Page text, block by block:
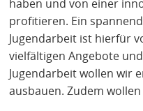
haben und von einer
profitieren. Ein
Jugendarbeit ist hierfür
vielfältigen Angebote
Jugendarbeit wollen wir
ausbauen. Zudem